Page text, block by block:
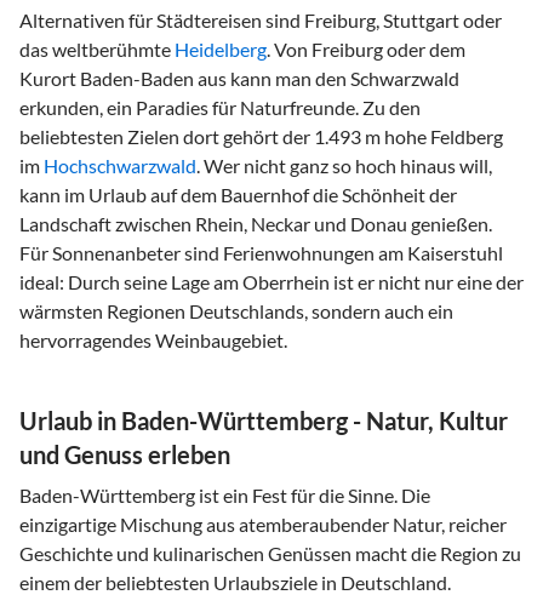
Alternativen für Städtereisen sind Freiburg, Stuttgart oder
das weltberühmte Heidelberg. Von Freiburg oder dem
Kurort Baden-Baden aus kann man den Schwarzwald
erkunden, ein Paradies für Naturfreunde. Zu den
beliebtesten Zielen dort gehört der 1.493 m hohe Feldberg
im Hochschwarzwald. Wer nicht ganz so hoch hinaus will,
kann im Urlaub auf dem Bauernhof die Schönheit der
Landschaft zwischen Rhein, Neckar und Donau genießen.
Für Sonnenanbeter sind Ferienwohnungen am Kaiserstuhl
ideal: Durch seine Lage am Oberrhein ist er nicht nur eine der
wärmsten Regionen Deutschlands, sondern auch ein
hervorragendes Weinbaugebiet.
Urlaub in Baden-Württemberg - Natur, Kultur
und Genuss erleben
Baden-Württemberg ist ein Fest für die Sinne. Die
einzigartige Mischung aus atemberaubender Natur, reicher
Geschichte und kulinarischen Genüssen macht die Region zu
einem der beliebtesten Urlaubsziele in Deutschland.